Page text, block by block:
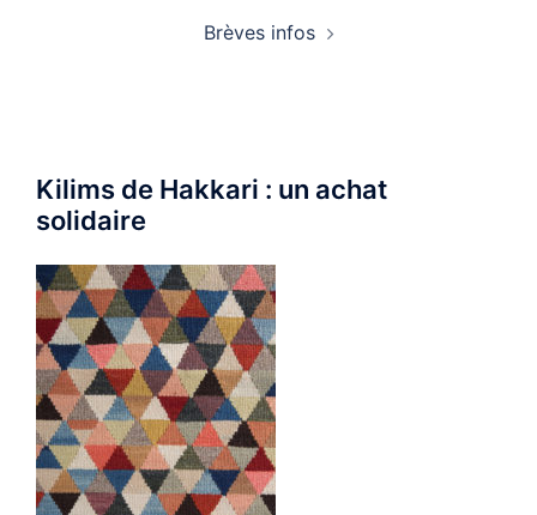
Brèves infos
Kilims de Hakkari : un achat
solidaire